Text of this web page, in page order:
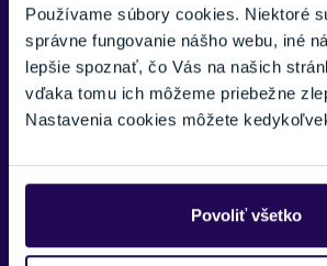
Používame súbory cookies. Niektoré
správne fungovanie nášho webu, iné
lepšie spoznať, čo Vás na našich
vďaka tomu ich môžeme priebežne
Nastavenia cookies môžete
Povoliť všetko
Kubínska hoľa